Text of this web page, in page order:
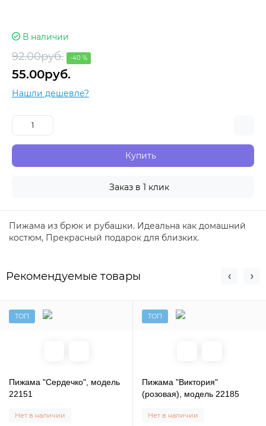
В наличии
92.00руб. -40 %
55.00руб.
Нашли дешевле?
Купить
Заказ в 1 клик
Пижама из брюк и рубашки. Идеальна как домашний
костюм, Прекрасный подарок для близких.
Рекомендуемые товары
ТОП
Пижама "Сердечко", модель
22151
Нет в наличии
ТОП
Пижама "Виктория"
(розовая), модель 22185
Нет в наличии